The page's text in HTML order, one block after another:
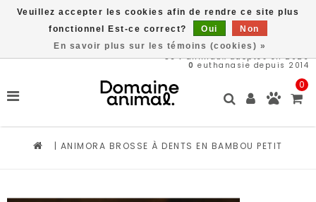
564animaux adoptés en 2026
0 euthanasie depuis 2014
0
| ANIMORA BROSSE À DENTS EN BAMBOU PETIT
Veuillez accepter les cookies afin de rendre ce site plus
fonctionnel Est-ce correct?
Oui
Non
En savoir plus sur les témoins (cookies) »
Livraison gratuite à partir de 89$*